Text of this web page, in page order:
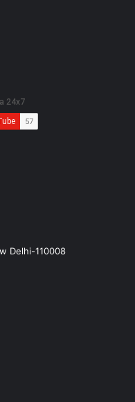
Delhi-110008